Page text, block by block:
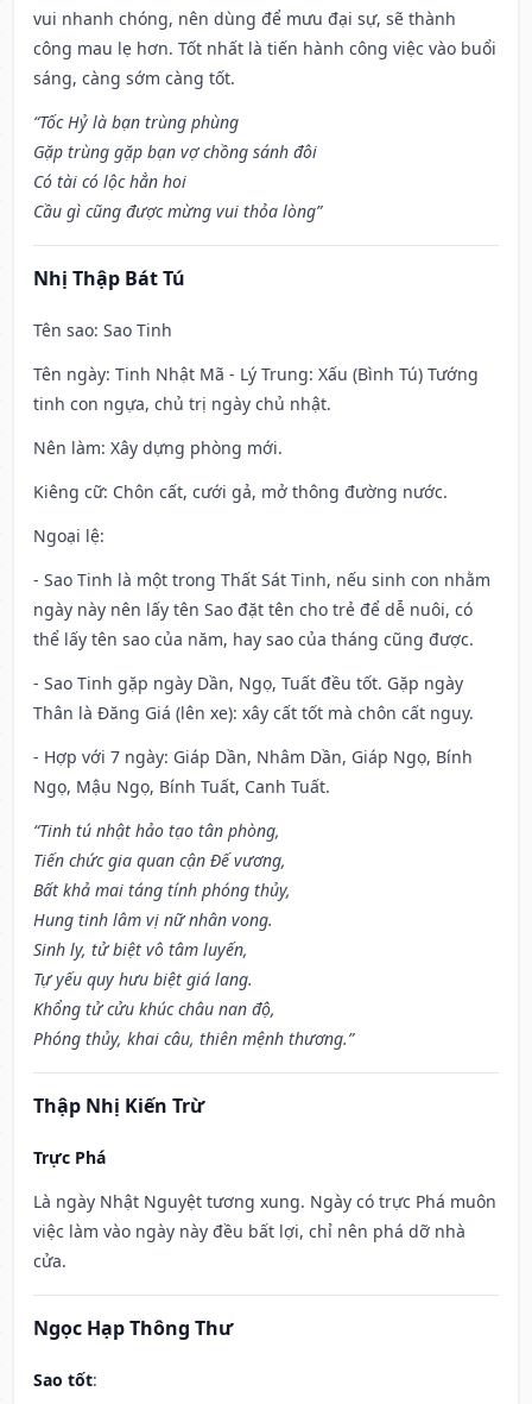
vui nhanh chóng, nên dùng để mưu đại sự, sẽ thành
công mau lẹ hơn. Tốt nhất là tiến hành công việc vào buổi
sáng, càng sớm càng tốt.
“Tốc Hỷ là bạn trùng phùng
Gặp trùng gặp bạn vợ chồng sánh đôi
Có tài có lộc hẳn hoi
Cầu gì cũng được mừng vui thỏa lòng”
Nhị Thập Bát Tú
Tên sao: Sao Tinh
Tên ngày: Tinh Nhật Mã - Lý Trung: Xấu (Bình Tú) Tướng
tinh con ngựa, chủ trị ngày chủ nhật.
Nên làm: Xây dựng phòng mới.
Kiêng cữ: Chôn cất, cưới gả, mở thông đường nước.
Ngoại lệ:
- Sao Tinh là một trong Thất Sát Tinh, nếu sinh con nhằm
ngày này nên lấy tên Sao đặt tên cho trẻ để dễ nuôi, có
thể lấy tên sao của năm, hay sao của tháng cũng được.
- Sao Tinh gặp ngày Dần, Ngọ, Tuất đều tốt. Gặp ngày
Thân là Đăng Giá (lên xe): xây cất tốt mà chôn cất nguy.
- Hợp với 7 ngày: Giáp Dần, Nhâm Dần, Giáp Ngọ, Bính
Ngọ, Mậu Ngọ, Bính Tuất, Canh Tuất.
“Tinh tú nhật hảo tạo tân phòng,
Tiến chức gia quan cận Đế vương,
Bất khả mai táng tính phóng thủy,
Hung tinh lâm vị nữ nhân vong.
Sinh ly, tử biệt vô tâm luyến,
Tự yếu quy hưu biệt giá lang.
Khổng tử cửu khúc châu nan độ,
Phóng thủy, khai câu, thiên mệnh thương.”
Thập Nhị Kiến Trừ
Trực Phá
Là ngày Nhật Nguyệt tương xung. Ngày có trực Phá muôn
việc làm vào ngày này đều bất lợi, chỉ nên phá dỡ nhà
cửa.
Ngọc Hạp Thông Thư
Sao tốt: